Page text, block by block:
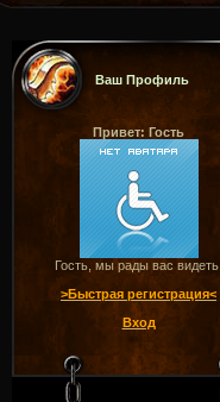
Ваш Профиль
Привет: Гость
Гость, мы рады вас видеть.
>Быстрая регистрация<
Вход